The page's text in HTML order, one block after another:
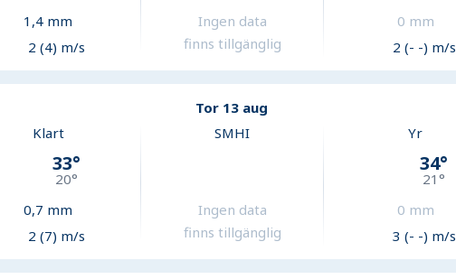
1,4 mm
2 (4) m/s
Ingen data
finns tillgänglig
0 mm
2 (- -) m/s
Tor 13 aug
Klart
33°
20°
0,7 mm
2 (7) m/s
SMHI
Ingen data
finns tillgänglig
Yr
34°
21 °
0 mm
3 (- -) m/s